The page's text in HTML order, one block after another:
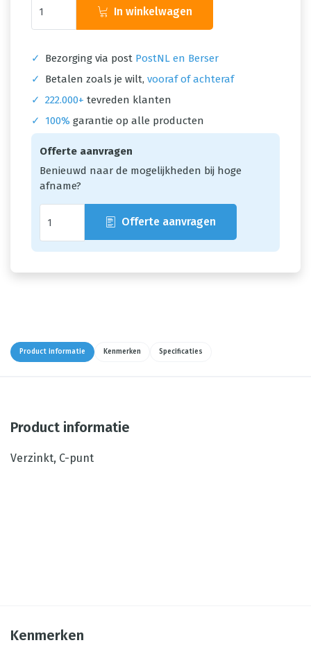
In winkelwagen
✓ Bezorging via post PostNL en Berser
✓
Betalen zoals je wilt, vooraf of achteraf
✓ 222.000+ tevreden klanten
✓
100% garantie op alle producten
Offerte aanvragen
Benieuwd naar de mogelijkheden bij hoge
afname?
Offerte aanvragen
Product informatie Kenmerken Specificaties
Product informatie
Verzinkt, C-punt
Kenmerken